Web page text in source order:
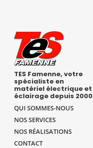
TES Famenne, votre
spécialiste en
matériel électrique et
éclairage depuis 2000
QUI SOMMES-NOUS
NOS SERVICES
NOS RÉALISATIONS
CONTACT